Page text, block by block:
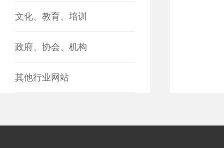
文化、教育、培训
政府、协会、机构
其他行业网站